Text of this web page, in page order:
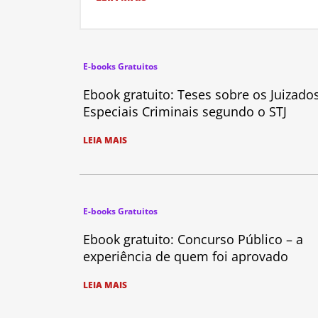
E-books Gratuitos
Ebook gratuito: Teses sobre os
Especiais Criminais segundo o STJ
LEIA MAIS
E-books Gratuitos
Ebook gratuito: Concurso Público – a
experiência de quem foi aprovado
LEIA MAIS